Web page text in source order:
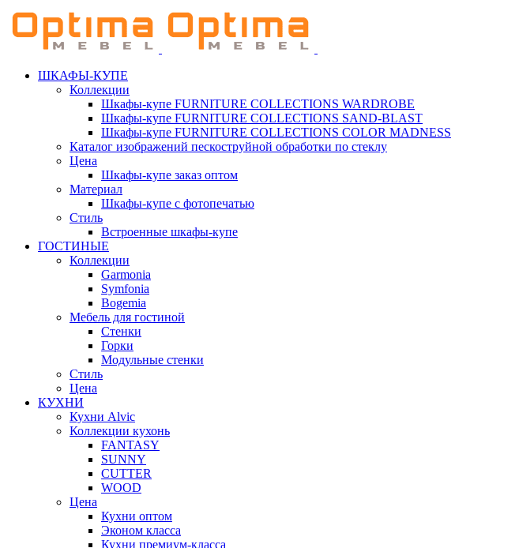
ШКАФЫ-КУПЕ
Коллекции
Шкафы-купе FURNITURE COLLECTIONS WARDROBE
Шкафы-купе FURNITURE COLLECTIONS SAND-BLAST
Шкафы-купе FURNITURE COLLECTIONS COLOR MADNESS
Каталог изображений пескоструйной обработки по стеклу
Цена
Шкафы-купе заказ оптом
Материал
Шкафы-купе с фотопечатью
Стиль
Встроенные шкафы-купе
ГОСТИНЫЕ
Коллекции
Garmonia
Symfonia
Bogemia
Мебель для гостиной
Стенки
Горки
Модульные стенки
Стиль
Цена
КУХНИ
Кухни Alvic
Коллекции кухонь
FANTASY
SUNNY
CUTTER
WOOD
Цена
Кухни оптом
Эконом класса
Кухни премиум-класса